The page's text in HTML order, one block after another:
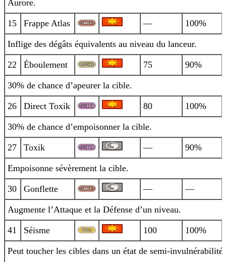
Aurore.
15 Frappe Atlas — 100%
Inflige des dégâts équivalents au niveau du lanceur.
22 Éboulement 75 90%
30% de chance d’apeurer la cible.
26 Direct Toxik 80 100%
30% de chance d’empoisonner la cible.
27 Toxik — 90%
Empoisonne sévèrement la cible.
30 Gonflette — —
Augmente l’Attaque et la Défense d’un niveau.
41 Séisme 100 100%
Peut toucher les cibles dans un état de semi-invulnérabilité